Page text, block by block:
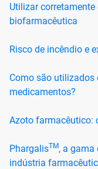
Utilizar
biofarmacêutica
Risco de incêndio e
Como são utilizados
medicamentos?
Azoto farmacêutico:
PhargalisTM, a gama
indústria